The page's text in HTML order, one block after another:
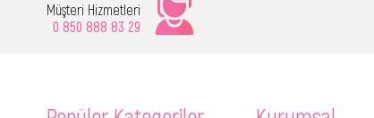
Müşteri Hizmetleri
0 850 888 83 29